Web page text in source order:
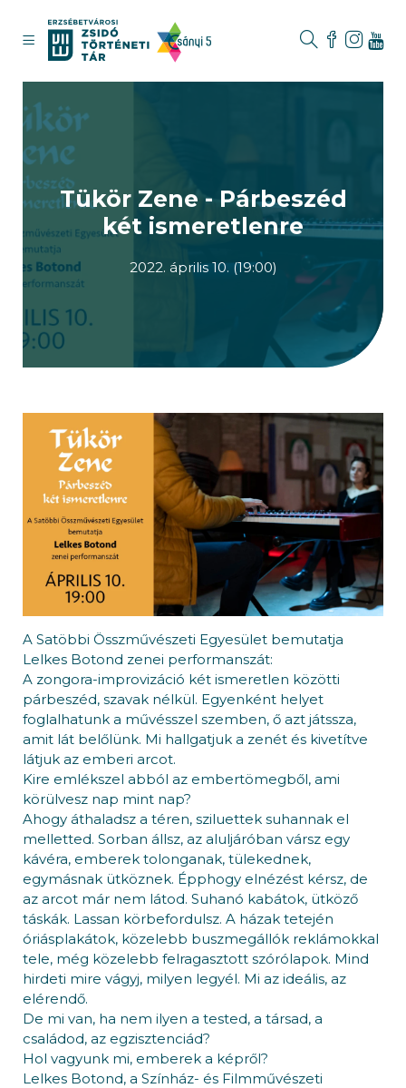
Tükör Zene - Párbeszéd
két ismeretlenre
2022. április 10. (19:00)
A Satöbbi Összművészeti Egyesület bemutatja
Lelkes Botond zenei performanszát:
A zongora-improvizáció két ismeretlen közötti
párbeszéd, szavak nélkül. Egyenként helyet
foglalhatunk a művésszel szemben, ő azt játssza,
amit lát belőlünk. Mi hallgatjuk a zenét és kivetítve
látjuk az emberi arcot.
Kire emlékszel abból az embertömegből, ami
körülvesz nap mint nap?
Ahogy áthaladsz a téren, sziluettek suhannak el
melletted. Sorban állsz, az aluljáróban vársz egy
kávéra, emberek tolonganak, tülekednek,
egymásnak ütköznek. Épphogy elnézést kérsz, de
az arcot már nem látod. Suhanó kabátok, ütköző
táskák. Lassan körbefordulsz. A házak tetején
óriásplakátok, közelebb buszmegállók reklámokkal
tele, még közelebb felragasztott szórólapok. Mind
hirdeti mire vágyj, milyen legyél. Mi az ideális, az
elérendő.
De mi van, ha nem ilyen a tested, a társad, a
családod, az egzisztenciád?
Hol vagyunk mi, emberek a képről?
Lelkes Botond, a Színház- és Filmművészeti